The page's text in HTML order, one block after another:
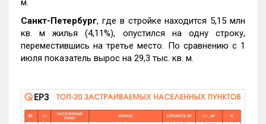
м.
Санкт-Петербург, где в стройке находится 5,15 млн
кв. м жилья (4,11%), опустился на одну строку,
переместившись на третье место. По сравнению с 1
июля показатель вырос на 29,3 тыс. кв. м.